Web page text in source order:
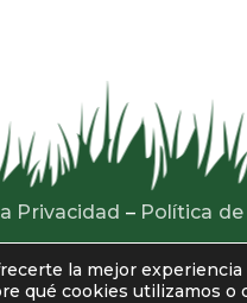
Privacidad – Política
reservados.
la mejor
qué cookies utilizamos o